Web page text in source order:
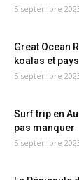
5 septembre
Great Ocean
koalas et
5 septembre
Surf trip en
pas manquer
5 septembre